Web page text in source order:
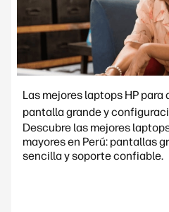
Las mejores laptops HP para
pantalla grande y
Descubre las mejores
mayores en Perú: pantallas
sencilla y soporte confiable.